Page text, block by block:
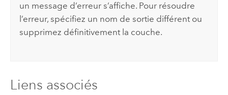
un message d’erreur s’affiche. Pour résoudre
l’erreur, spécifiez un nom de sortie différent ou
supprimez définitivement la couche.
Liens associés